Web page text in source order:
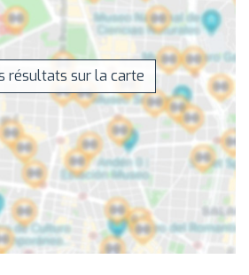
résultats sur la carte